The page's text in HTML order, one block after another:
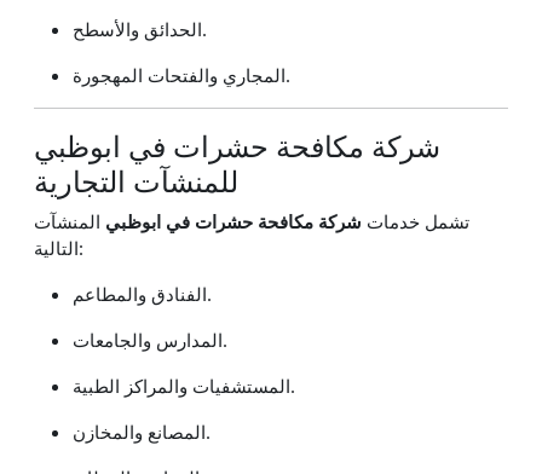
الحدائق والأسطح.
المجاري والفتحات المهجورة.
شركة مكافحة حشرات في ابوظبي
للمنشآت التجارية
تشمل خدمات شركة مكافحة حشرات في ابوظبي المنشآت
التالية:
الفنادق والمطاعم.
المدارس والجامعات.
المستشفيات والمراكز الطبية.
المصانع والمخازن.